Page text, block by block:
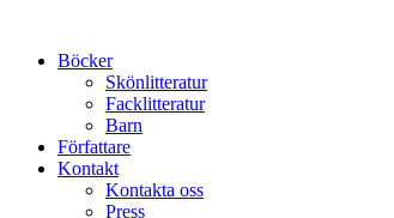
contentBöcker
Skönlitteratur
Facklitteratur
Barn
Författare
Kontakt
Kontakta oss
Press